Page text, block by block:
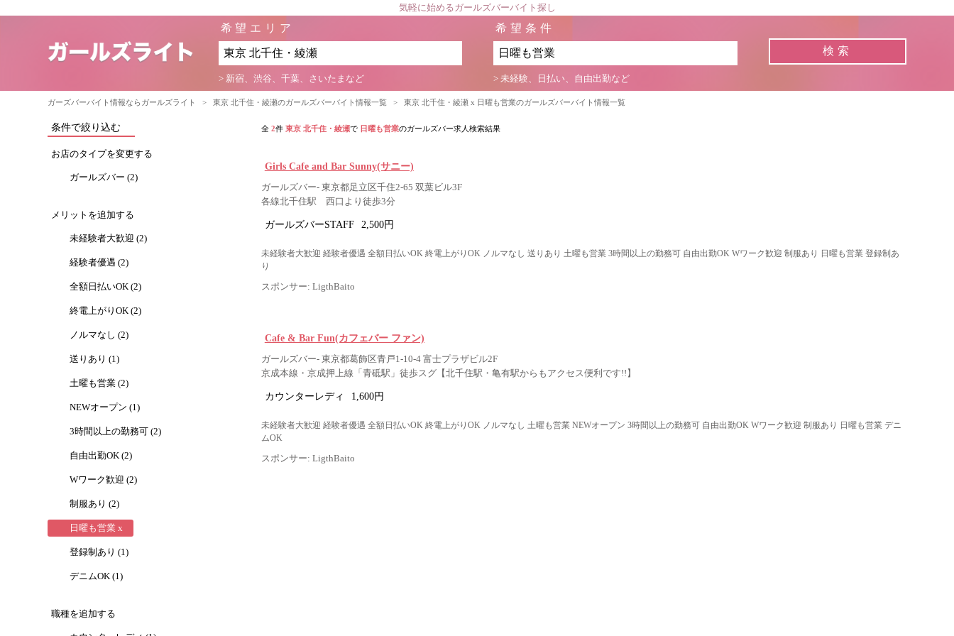
気軽に始めるガールズバーバイト探し
希望エリア
> 新宿、渋谷、千葉、さいたまなど
希望条件
> 未経験、日払い、自由出勤など
ガーズバーバイト情報ならガールズライト > 東京 北千住・綾瀬のガールズバーバイト情報一覧 > 東京 北千住・綾瀬 x 日曜も営業のガールズバーバイト情報一覧
条件で絞り込む
お店のタイプを変更する
ガールズバー (2)
メリットを追加する
未経験者大歓迎 (2)
経験者優遇 (2)
全額日払いOK (2)
終電上がりOK (2)
ノルマなし (2)
送りあり (1)
土曜も営業 (2)
NEWオープン (1)
3時間以上の勤務可 (2)
自由出勤OK (2)
Wワーク歓迎 (2)
制服あり (2)
日曜も営業 x
登録制あり (1)
デニムOK (1)
職種を追加する
全 2件 東京 北千住・綾瀬で 日曜も営業のガールズバー求人検索結果
Girls Cafe and Bar Sunny(サニー)
ガールズバー- 東京都足立区千住2-65 双葉ビル3F
各線北千住駅 西口より徒歩3分
ガールズバーSTAFF 2,500円
未経験者大歓迎 経験者優遇 全額日払いOK 終電上がりOK ノルマなし 送りあり 土曜も営業 3時間以上の勤務可 自由出勤OK Wワーク歓迎 制服あり 日曜も営業 登録制あ
り
スポンサー: LigthBaito
Cafe & Bar Fun(カフェバー ファン)
ガールズバー- 東京都葛飾区青戸1-10-4 富士プラザビル2F
京成本線・京成押上線「青砥駅」徒歩スグ【北千住駅・亀有駅からもアクセス便利です!!】
カウンターレディ 1,600円
未経験者大歓迎 経験者優遇 全額日払いOK 終電上がりOK ノルマなし 土曜も営業 NEWオープン 3時間以上の勤務可 自由出勤OK Wワーク歓迎 制服あり 日曜も営業 デニ
ムOK
スポンサー: LigthBaito